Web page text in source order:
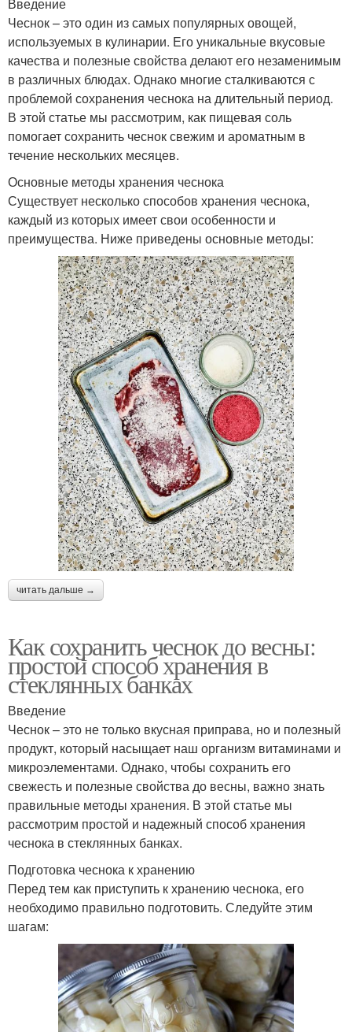
Введение
Чеснок – это один из самых популярных овощей,
используемых в кулинарии. Его уникальные вкусовые
качества и полезные свойства делают его незаменимым
в различных блюдах. Однако многие сталкиваются с
проблемой сохранения чеснока на длительный период.
В этой статье мы рассмотрим, как пищевая соль
помогает сохранить чеснок свежим и ароматным в
течение нескольких месяцев.
Основные методы хранения чеснока
Существует несколько способов хранения чеснока,
каждый из которых имеет свои особенности и
преимущества. Ниже приведены основные методы:
читать дальше →
Как сохранить чеснок до весны:
простой способ хранения в
стеклянных банках
Введение
Чеснок – это не только вкусная приправа, но и полезный
продукт, который насыщает наш организм витаминами и
микроэлементами. Однако, чтобы сохранить его
свежесть и полезные свойства до весны, важно знать
правильные методы хранения. В этой статье мы
рассмотрим простой и надежный способ хранения
чеснока в стеклянных банках.
Подготовка чеснока к хранению
Перед тем как приступить к хранению чеснока, его
необходимо правильно подготовить. Следуйте этим
шагам: